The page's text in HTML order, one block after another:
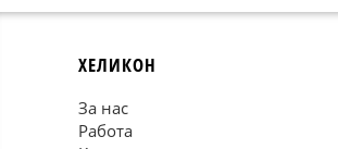
ХЕЛИКОН
За нас
Работа